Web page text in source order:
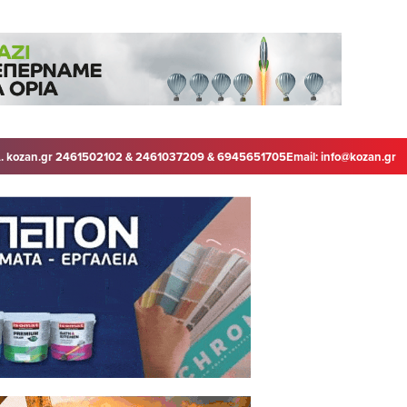
kozan.gr 2461502102 & 2461037209 & 6945651705Email:info@kozan.gr